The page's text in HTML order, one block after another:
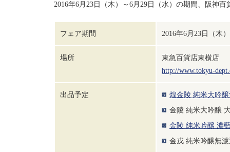
2016年6月23日（木）～6月29日（水）の期間、阪神
フェア期間 2016年6月23日（木
場所
東急百貨店東横店
http://www.tokyu-
出品予定
煌金陵 純米大吟
金陵 純米大吟醸
金陵 純米吟醸 濃
金戎 純米吟醸無